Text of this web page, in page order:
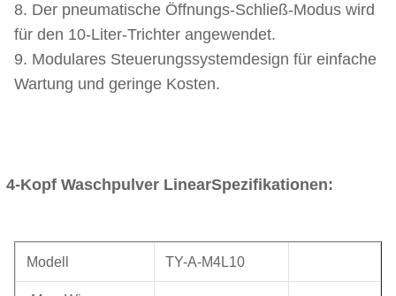
8. Der pneumatische Öffnungs-Schließ-Modus wird
für den 10-Liter-Trichter angewendet.
9. Modulares Steuerungssystemdesign für einfache
Wartung und geringe Kosten.
4-Kopf Waschpulver LinearSpezifikationen:
Modell TY-A-M4L10